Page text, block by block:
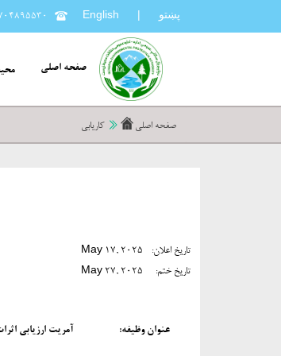
+۹۳ English پښتو
صفحه اصلی
کاریابی صفحه اصلی
تاریخ اعلان:
May 17, 2025
تاریخ ختم:
May 27, 2025
عنوان وظیفه: آمریت ارزیابی